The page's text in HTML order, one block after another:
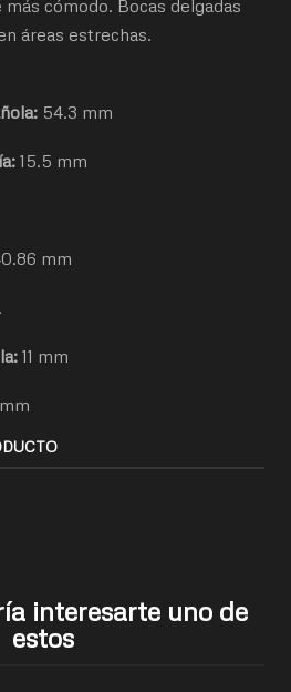
cómodo. Bocas delgadas
áreas estrechas.
54.3 mm
15.5 mm
mm
11 mm
interesarte uno de
estos